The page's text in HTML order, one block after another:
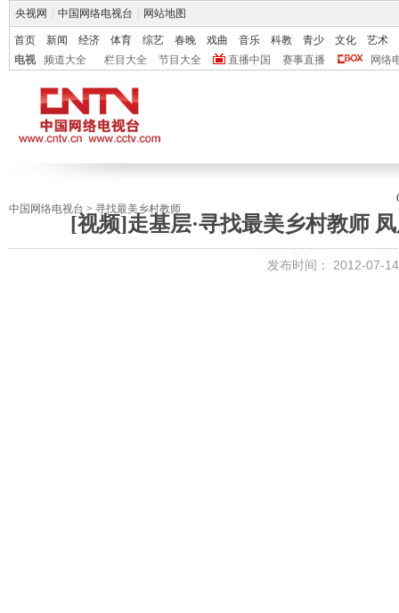
央视网 中国网络电视台 网站地图
首页 新闻 经济 体育 综艺 春晚 戏曲 音乐 科教 青少 文化
艺术
电视
频道大全 栏目大全 节目大全 直播中国 赛事直播 网络
中国网络电视台 > 寻找最美乡村教师
[视频]走基层·寻找最美乡村教师
发布时间： 2012-07-